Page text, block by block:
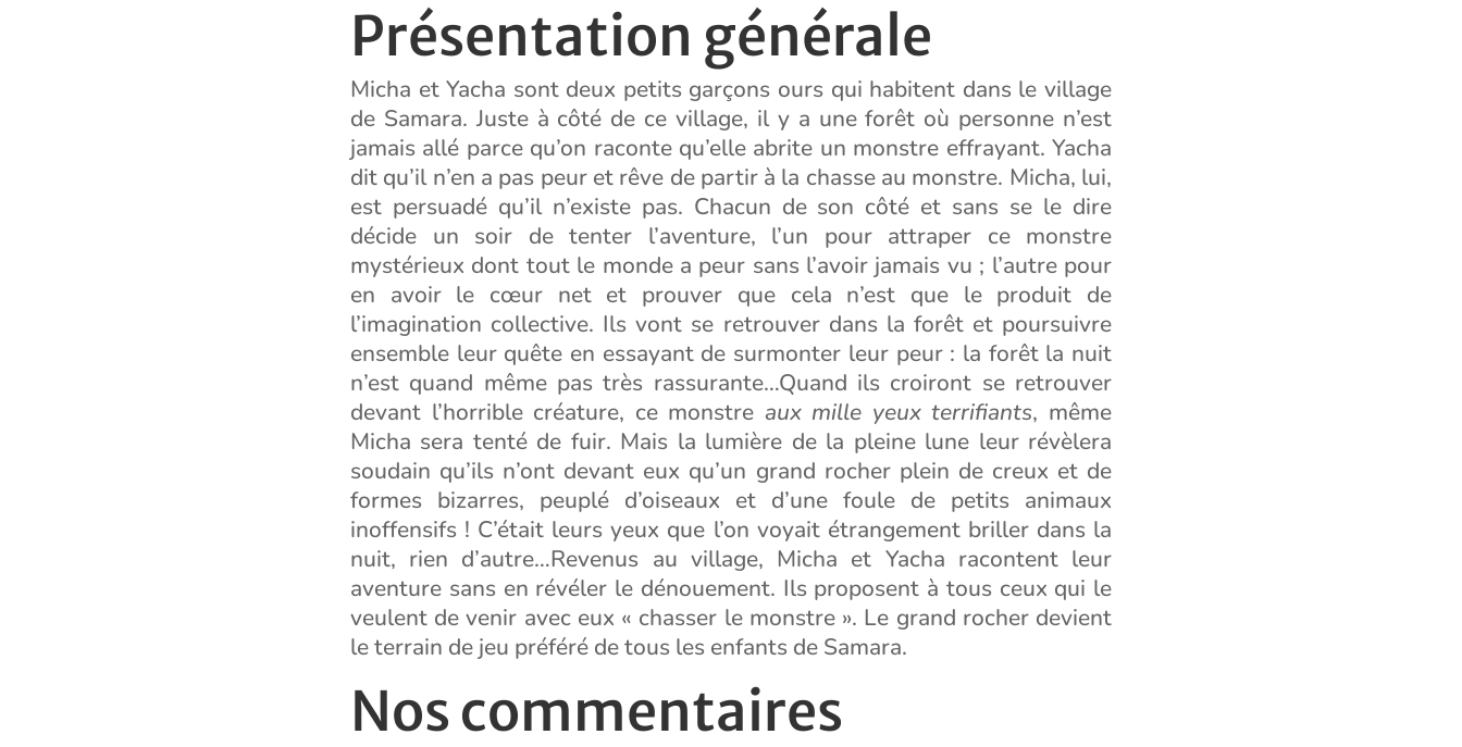
Présentation générale
Micha et Yacha sont deux petits garçons ours qui habitent dans le village
de Samara. Juste à côté de ce village, il y a une forêt où personne n’est
jamais allé parce qu’on raconte qu’elle abrite un monstre effrayant. Yacha
dit qu’il n’en a pas peur et rêve de partir à la chasse au monstre. Micha, lui,
est persuadé qu’il n’existe pas. Chacun de son côté et sans se le dire
décide un soir de tenter l’aventure, l’un pour attraper ce monstre
mystérieux dont tout le monde a peur sans l’avoir jamais vu ; l’autre pour
en avoir le cœur net et prouver que cela n’est que le produit de
l’imagination collective. Ils vont se retrouver dans la forêt et poursuivre
ensemble leur quête en essayant de surmonter leur peur : la forêt la nuit
n’est quand même pas très rassurante…Quand ils croiront se retrouver
devant l’horrible créature, ce monstre aux mille yeux terrifiants, même
Micha sera tenté de fuir. Mais la lumière de la pleine lune leur révèlera
soudain qu’ils n’ont devant eux qu’un grand rocher plein de creux et de
formes bizarres, peuplé d’oiseaux et d’une foule de petits animaux
inoffensifs ! C’était leurs yeux que l’on voyait étrangement briller dans la
nuit, rien d’autre…Revenus au village, Micha et Yacha racontent leur
aventure sans en révéler le dénouement. Ils proposent à tous ceux qui le
veulent de venir avec eux « chasser le monstre ». Le grand rocher devient
le terrain de jeu préféré de tous les enfants de Samara.
Nos commentaires